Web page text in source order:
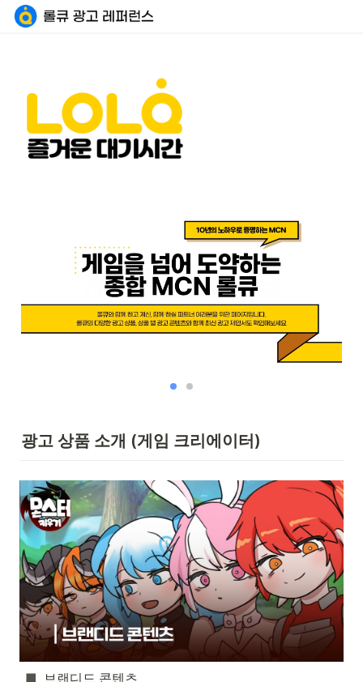
광고 상품 소개 (게임 크리에이터)
브랜디드 콘텐츠